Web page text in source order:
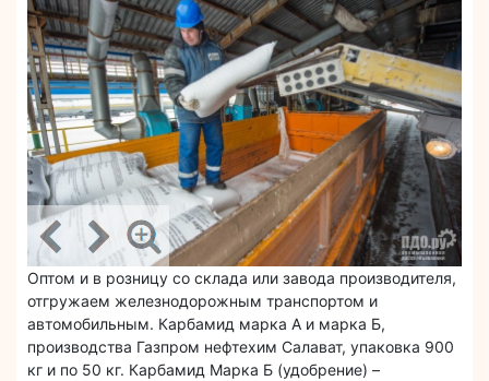
Оптом и в розницу со склада или завода производителя,
отгружаем железнодорожным транспортом и
автомобильным. Карбамид марка А и марка Б,
производства Газпром нефтехим Салават, упаковка 900
кг и по 50 кг. Карбамид Марка Б (удобрение) –